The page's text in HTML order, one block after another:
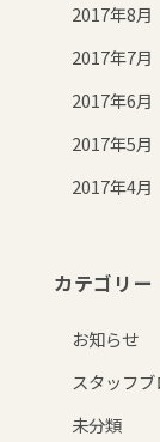
2017年8月
2017年7月
2017年6月
2017年5月
2017年4月
カテゴリー
お知らせ
スタッフ
未分類